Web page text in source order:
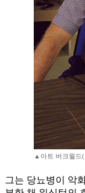
▲아트 버크월드
그는 당뇨병이 악